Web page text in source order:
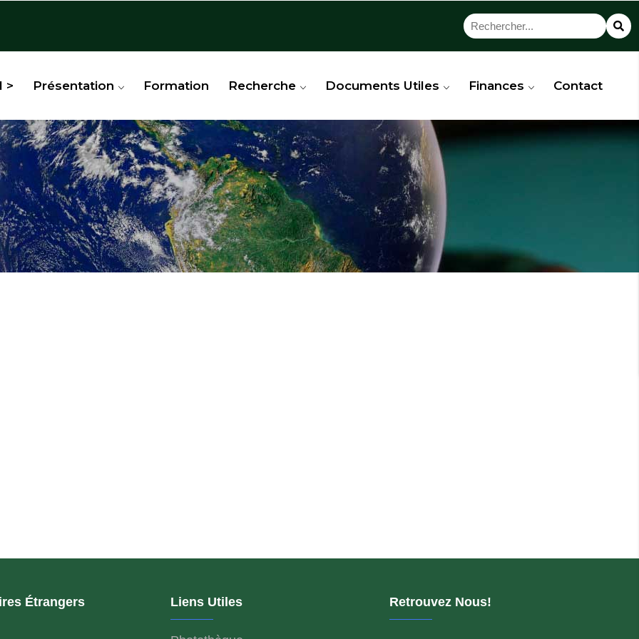
> Présentation Formation Recherche Documents Utiles Finances Contact
Étrangers Liens Utiles Retrouvez Nous!